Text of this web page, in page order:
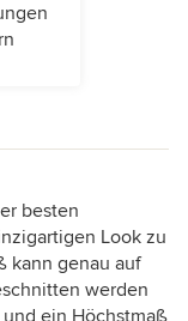
besten
Look zu
kann genau auf
werden